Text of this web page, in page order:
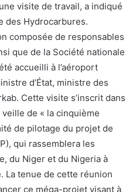
visite de travail, a indiqué
des Hydrocarbures.
composée de responsables
que de la Société nationale
accueilli à l’aéroport
d’État, ministre des
Cette visite s’inscrit dans
de « la cinquième
de pilotage du projet de
qui rassemblera les
du Niger et du Nigeria à
La tenue de cette réunion
ce méga-projet visant à